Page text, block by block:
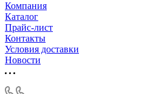
Компания
Каталог
Прайс-лист
Контакты
Условия доставки
Новости